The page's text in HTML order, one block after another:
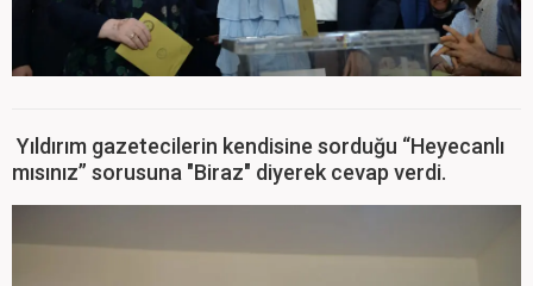
Yıldırım gazetecilerin kendisine sorduğu “Heyecanlı
mısınız” sorusuna "Biraz" diyerek cevap verdi.